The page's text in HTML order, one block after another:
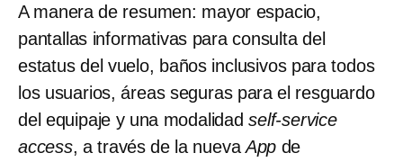
A manera de resumen: mayor espacio,
pantallas informativas para consulta del
estatus del vuelo, baños inclusivos para todos
los usuarios, áreas seguras para el resguardo
del equipaje y una modalidadself-service
access, a través de la nuevaApp de